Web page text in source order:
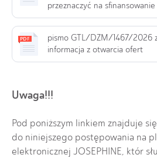
przeznaczyć na
pismo GTL/DZM/1467/2026
informacja z otwarcia ofert
Uwaga!!!
Pod poniższym linkiem znajduje
do niniejszego postępowania na
elektronicznej JOSEPHINE, któr